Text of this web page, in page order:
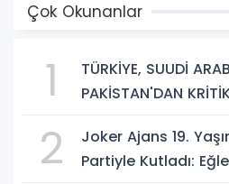
Çok Okunanlar
1
TÜRKİYE, SUUDİ
PAKİSTAN'DAN
2
Joker Ajans 19.
Partiyle Kutladı: